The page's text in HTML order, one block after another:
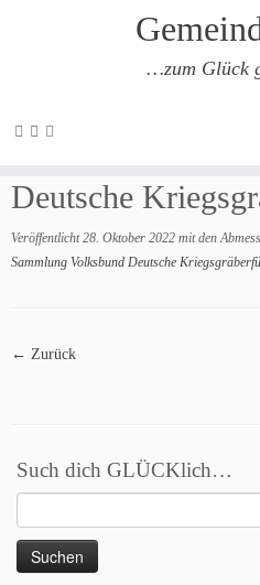
Zum
…zum Glück
Deutsche
Veröffentlicht 28. Oktober 2022 mit den
Sammlung Volksbund Deutsche
← Zurück
Such dich GLÜCKlich…
nach: